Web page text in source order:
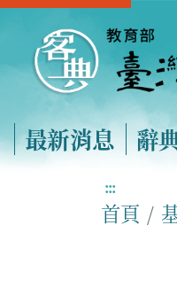
最新消息 辭
:::
首頁